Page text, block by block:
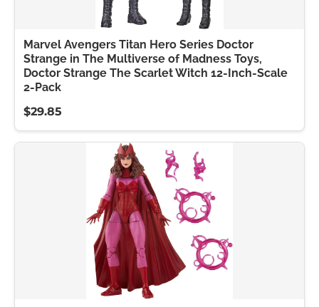
Marvel Avengers Titan Hero Series Doctor
Strange in The Multiverse of Madness Toys,
Doctor Strange The Scarlet Witch 12-Inch-Scale
2-Pack
$29.85